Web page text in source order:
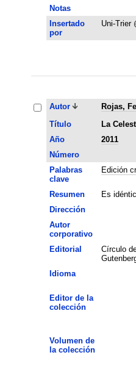
Notas
Insertado
por
Uni-Trier
Autor Rojas,
Título
La
Año
2011
Número
Palabras
clave
Edición
Resumen
Es
Dirección
Autor
corporativo
Editorial
Círculo
Idioma
Editor de la
colección
Volumen de
la colección